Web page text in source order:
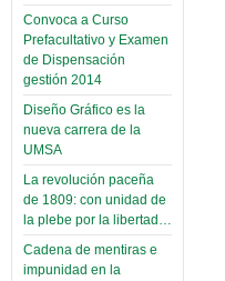
Convoca a Curso
Prefacultativo y Examen
de Dispensación
gestión 2014
Diseño Gráfico es la
nueva carrera de la
UMSA
La revolución paceña
de 1809: con unidad de
la plebe por la libertad…
Cadena de mentiras e
impunidad en la